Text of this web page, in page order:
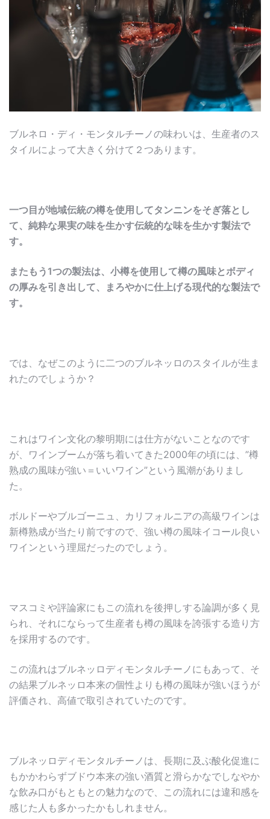
ブルネロ・ディ・モンタルチーノの味わいは、生産者のス
タイルによって大きく分けて２つあります。
一つ目が地域伝統の樽を使用してタンニンをそぎ落とし
て、純粋な果実の味を生かす伝統的な味を生かす製法で
す。
またもう1つの製法は、小樽を使用して樽の風味とボディ
の厚みを引き出して、まろやかに仕上げる現代的な製法で
す。
では、なぜこのように二つのブルネッロのスタイルが生ま
れたのでしょうか？
これはワイン文化の黎明期には仕方がないことなのです
が、ワインブームが落ち着いてきた2000年の頃には、”樽
熟成の風味が強い＝いいワイン”という風潮がありまし
た。
ボルドーやブルゴーニュ、カリフォルニアの高級ワインは
新樽熟成が当たり前ですので、強い樽の風味イコール良い
ワインという理屈だったのでしょう。
マスコミや評論家にもこの流れを後押しする論調が多く見
られ、それにならって生産者も樽の風味を誇張する造り方
を採用するのです。
この流れはブルネッロディモンタルチーノにもあって、そ
の結果ブルネッロ本来の個性よりも樽の風味が強いほうが
評価され、高値で取引されていたのです。
ブルネッロディモンタルチーノは、長期に及ぶ酸化促進に
もかかわらずブドウ本来の強い酒質と滑らかなでしなやか
な飲み口がもともとの魅力なので、この流れには違和感を
感じた人も多かったかもしれません。